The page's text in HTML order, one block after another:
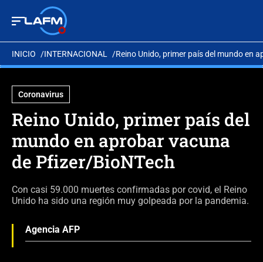
INICIO INTERNACIONAL Reino Unido, primer país del mundo en
Coronavirus
Reino Unido, primer país del
mundo en aprobar vacuna
de Pfizer/BioNTech
Con casi 59.000 muertes confirmadas por covid, el Reino
Unido ha sido una región muy golpeada por la pandemia.
Agencia AFP